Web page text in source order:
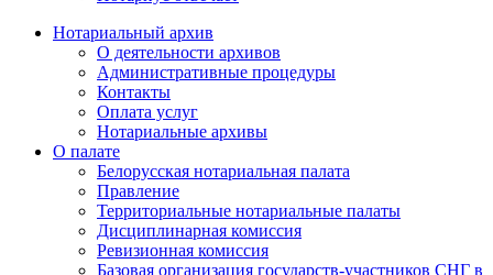
Нотариальный архив
О деятельности архивов
Административные процедуры
Контакты
Оплата услуг
Нотариальные архивы
О палате
Белорусская нотариальная палата
Правление
Территориальные нотариальные палаты
Дисциплинарная комиссия
Ревизионная комиссия
Базовая организация государств-участников СНГ в